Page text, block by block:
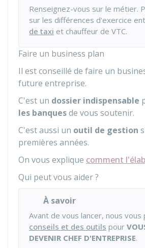
Renseignez-vous sur le métier.
sur les différences d'exercice
de taxi et chauffeur de VTC.
Faire un business plan
Il est conseillé de faire un
future entreprise.
C'est un dossier indispensable
les banquesde vous soutenir.
C'est aussi un outil de gestion
premières années.
On vous explique comment
Qui peut vous aider ?
À savoir
Avant de vous lancer, nous
conseils et des outils pour
DEVENIR CHEF D'ENTREPRISE.